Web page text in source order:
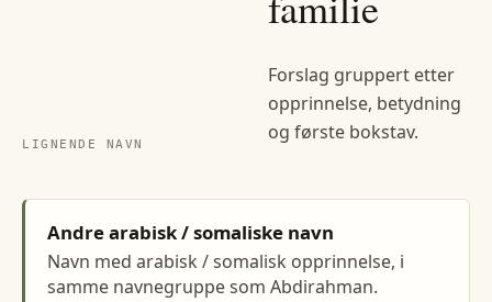
LIGNENDE NAVN
Forslag gruppert etter
opprinnelse, betydning
og første bokstav.
Andre arabisk / somaliske navn
Navn med arabisk / somalisk opprinnelse, i
samme navnegruppe som Abdirahman.